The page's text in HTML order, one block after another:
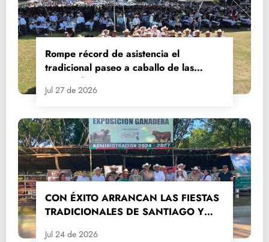
Rompe récord de asistencia el
tradicional paseo a caballo de las
Fiestas de Santiago y Santa Ana
Jul 27 de 2026
CON ÉXITO ARRANCAN LAS FIESTAS
TRADICIONALES DE SANTIAGO Y
Jul 24 de 2026